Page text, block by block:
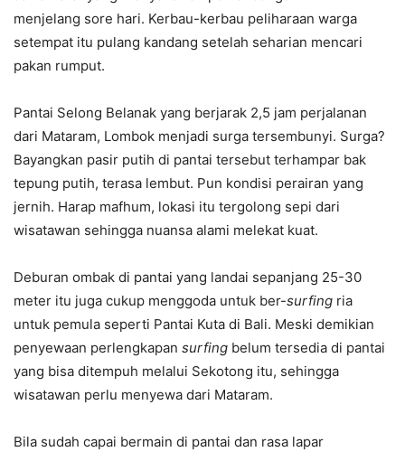
menjelang sore hari. Kerbau-kerbau peliharaan warga
setempat itu pulang kandang setelah seharian mencari
pakan rumput.
Pantai Selong Belanak yang berjarak 2,5 jam perjalanan
dari Mataram, Lombok menjadi surga tersembunyi. Surga?
Bayangkan pasir putih di pantai tersebut terhampar bak
tepung putih, terasa lembut. Pun kondisi perairan yang
jernih. Harap mafhum, lokasi itu tergolong sepi dari
wisatawan sehingga nuansa alami melekat kuat.
Deburan ombak di pantai yang landai sepanjang 25-30
meter itu juga cukup menggoda untuk ber-surfing ria
untuk pemula seperti Pantai Kuta di Bali. Meski demikian
penyewaan perlengkapan surfing belum tersedia di pantai
yang bisa ditempuh melalui Sekotong itu, sehingga
wisatawan perlu menyewa dari Mataram.
Bila sudah capai bermain di pantai dan rasa lapar